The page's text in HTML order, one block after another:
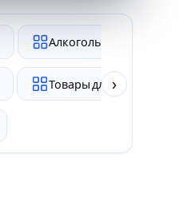
Алкоголь и табак
Товары для животных
›